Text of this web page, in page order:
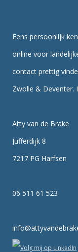
Eens persoonlijk
online voor
contact prettig
Zwolle & Deventer.
Atty van de Brake
Jufferdijk 8
7217 PG Harfsen
06 511 61 523